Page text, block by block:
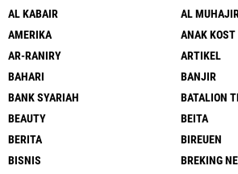
AL KABAIR
AL
AMERIKA
ANAK KOST
AR-RANIRY
ARTIKEL
BAHARI
BANJIR
BANK SYARIAH
BATALION
BEAUTY
BEITA
BERITA
BIREUEN
BISNIS
BREKING